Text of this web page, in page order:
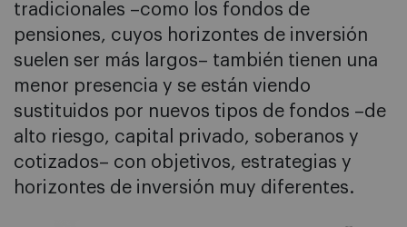
tradicionales –como los fondos de
pensiones, cuyos horizontes de inversión
suelen ser más largos– también tienen una
menor presencia y se están viendo
sustituidos por nuevos tipos de fondos –de
alto riesgo, capital privado, soberanos y
cotizados– con objetivos, estrategias y
horizontes de inversión muy diferentes.